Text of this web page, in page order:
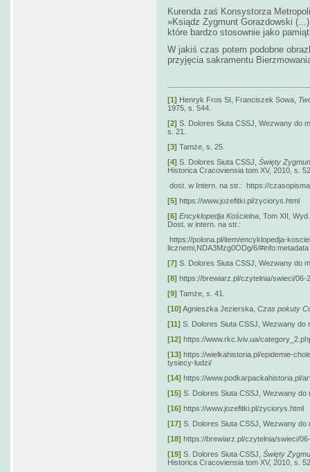
Kurenda zaś Konsystorza
»Ksiądz Zygmunt Gorazdowski
które bardzo stosownie jako
W jakiś czas potem podobne
przyjęcia sakramentu
[1] Henryk Fros SI, Franciszek Sowa,
1975, s. 544.
[2] S. Dolores Siuta CSSJ, Wezwany do
s. 21.
[3] Tamże, s. 25.
[4] S. Dolores Siuta CSSJ, Święty
Historica Cracoviensia tom XV, 2010, s.
dost. w Intern. na str.: https://
[5] https://www.jozefitki.pl/zyciorys.html
[6] Encyklopedja Kościelna, Tom XII,
Dost. w intern. na str.:
https://polona.pl/item/encyklopedja-
licznemi,NDA3Mzg0ODg/6/#info:metadata
[7] S. Dolores Siuta CSSJ, Wezwany do
[8] https://brewiarz.pl/czytelnia/swieci/06-
[9] Tamże, s. 41.
[10] Agnieszka Jezierska, Czas pokuty
[11] S. Dolores Siuta CSSJ, Wezwany do
[12] https://www.rkc.lviv.ua/
[13] https://wielkahistoria.pl/epidemie-
tysiecy-ludzi/
[14] https://www.podkarpackahistoria.pl/
[15] S. Dolores Siuta CSSJ, Wezwany do
[16] https://www.jozefitki.pl/zyciorys.html
[17] S. Dolores Siuta CSSJ, Wezwany do
[18] https://brewiarz.pl/czytelnia/swieci/
[19] S. Dolores Siuta CSSJ, Święty
Historica Cracoviensia tom XV, 2010, s.